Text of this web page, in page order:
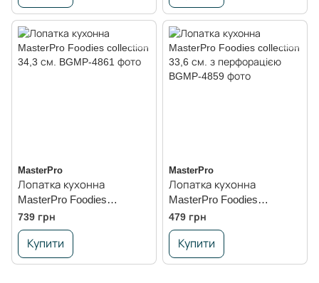
MasterPro
Лопатка кухонна
MasterPro Foodies
collection 34,3 см.
739 грн
Купити
MasterPro
Лопатка кухонна
MasterPro Foodies
collection 33,6 см. з
перфорацією
479 грн
Купити